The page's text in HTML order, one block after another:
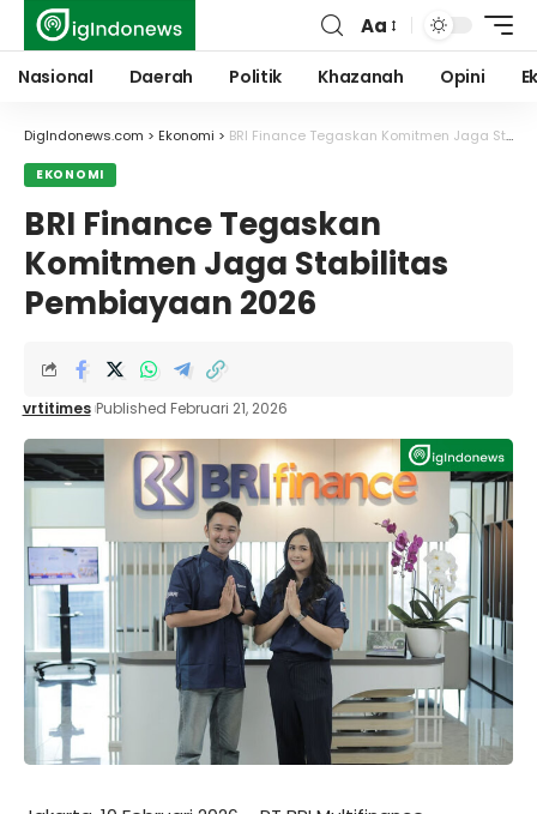
Font
Resizer
Aa
Nasional Daerah Politik Khazanah Opini
DigIndonews.com > Ekonomi > BRI Finance Tegaskan Komitmen Jaga Stabilitas Pembiayaan 2026
EKONOMI
BRI Finance Tegaskan
Komitmen Jaga Stabilitas
Pembiayaan 2026
vrtitimes Published Februari 21, 2026